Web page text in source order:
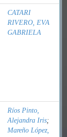
CATARI
RIVERO, EVA
GABRIELA
Ríos Pinto,
Alejandra Iris;
Mareño López,